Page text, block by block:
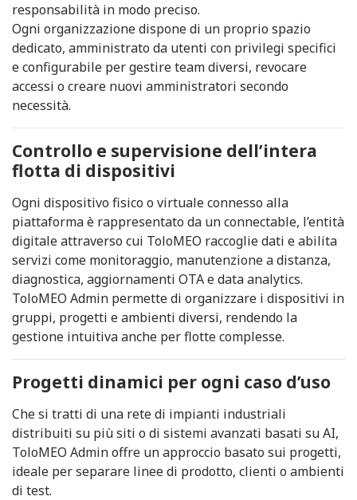
responsabilità in modo preciso.
Ogni organizzazione dispone di un proprio spazio
dedicato, amministrato da utenti con privilegi specifici
e configurabile per gestire team diversi, revocare
accessi o creare nuovi amministratori secondo
necessità.
Controllo e supervisione dell’intera
flotta di dispositivi
Ogni dispositivo fisico o virtuale connesso alla
piattaforma è rappresentato da un connectable, l’entità
digitale attraverso cui ToloMEO raccoglie dati e abilita
servizi come monitoraggio, manutenzione a distanza,
diagnostica, aggiornamenti OTA e data analytics.
ToloMEO Admin permette di organizzare i dispositivi in
gruppi, progetti e ambienti diversi, rendendo la
gestione intuitiva anche per flotte complesse.
Progetti dinamici per ogni caso d’uso
Che si tratti di una rete di impianti industriali
distribuiti su più siti o di sistemi avanzati basati su AI,
ToloMEO Admin offre un approccio basato sui progetti,
ideale per separare linee di prodotto, clienti o ambienti
di test.